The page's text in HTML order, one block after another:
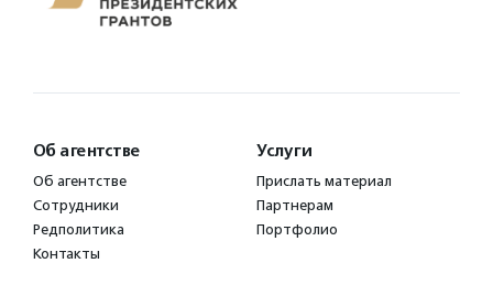
Об агентстве
Об агентстве
Сотрудники
Редполитика
Контакты
Услуги
Прислать материал
Партнерам
Портфолио